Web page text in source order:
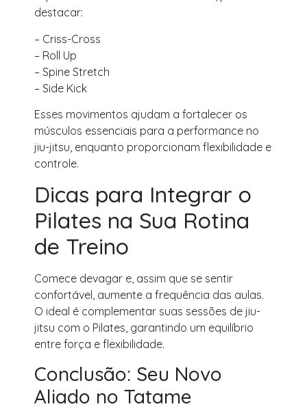
destacar:
– Criss-Cross
– Roll Up
– Spine Stretch
– Side Kick
Esses movimentos ajudam a fortalecer os
músculos essenciais para a performance no
jiu-jitsu, enquanto proporcionam flexibilidade e
controle.
Dicas para Integrar o
Pilates na Sua Rotina
de Treino
Comece devagar e, assim que se sentir
confortável, aumente a frequência das aulas.
O ideal é complementar suas sessões de jiu-
jitsu com o Pilates, garantindo um equilíbrio
entre força e flexibilidade.
Conclusão: Seu Novo
Aliado no Tatame